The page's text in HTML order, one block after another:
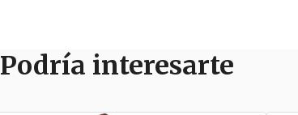
Podría interesarte